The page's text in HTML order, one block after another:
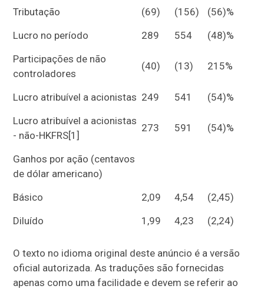
Tributação
(69) (156)
(56)%
Lucro no período
289 554
(48)%
Participações de não
controladores
(40) (13) 215%
Lucro atribuível a acionistas 249 541
(54)%
Lucro atribuível a acionistas
- não-HKFRS[1]
273 591 (54)%
Ganhos por ação (centavos
de dólar americano)
Básico
2,09 4,54
(2,45)
Diluído
1,99 4,23 (2,24)
O texto no idioma original deste anúncio é a versão
oficial autorizada. As traduções são fornecidas
apenas como uma facilidade e devem se referir ao